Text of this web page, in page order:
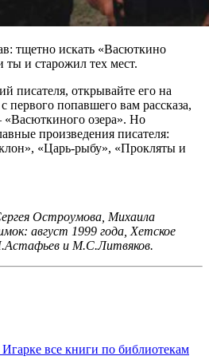
тщетно искать «Васюткино
ты и старожил тех мест.
писателя, открывайте его на
первого попавшего вам рассказа,
«Васюткиного озера». Но
произведения писателя:
«Царь-рыбу», «Прокляты и
Остроумова, Михаила
август 1999 года, Хетское
и М.С.Литвяков.
все книги по библиотекам